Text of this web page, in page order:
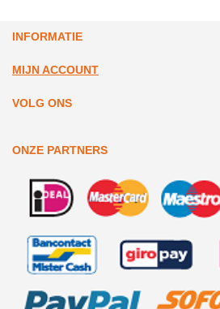
INFORMATIE
MIJN ACCOUNT
VOLG ONS
ONZE PARTNERS